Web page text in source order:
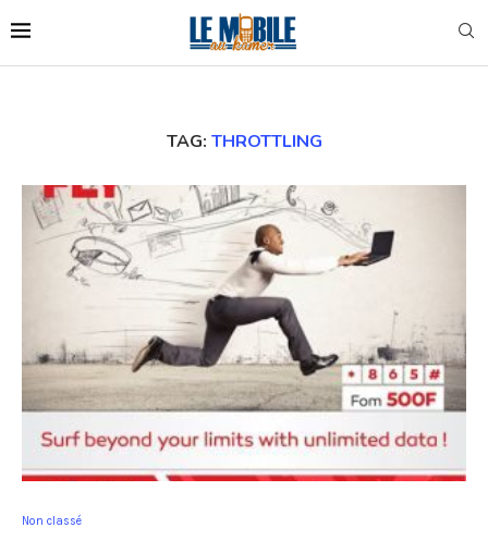
TAG: THROTTLING
Non classé